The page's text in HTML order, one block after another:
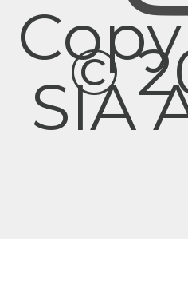
©
SIA